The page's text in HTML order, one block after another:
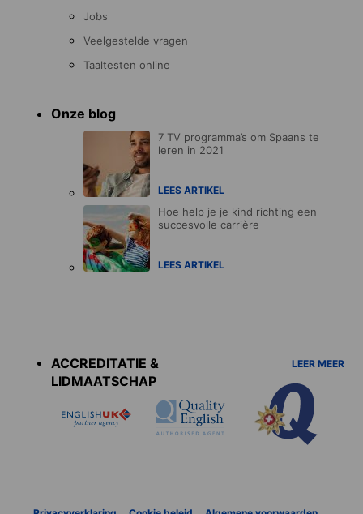
Jobs
Veelgestelde vragen
Taaltesten online
Onze blog
7 TV programma’s om Spaans te
leren in 2021
LEES ARTIKEL
Hoe help je je kind richting een
succesvolle carrière
LEES ARTIKEL
ACCREDITATIE &
LIDMAATSCHAP
LEER MEER